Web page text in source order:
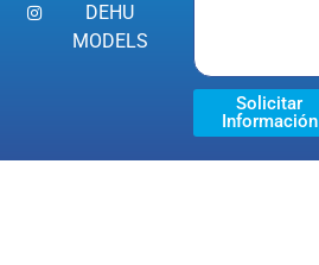
DEHU
MODELS
Solicitar
Información